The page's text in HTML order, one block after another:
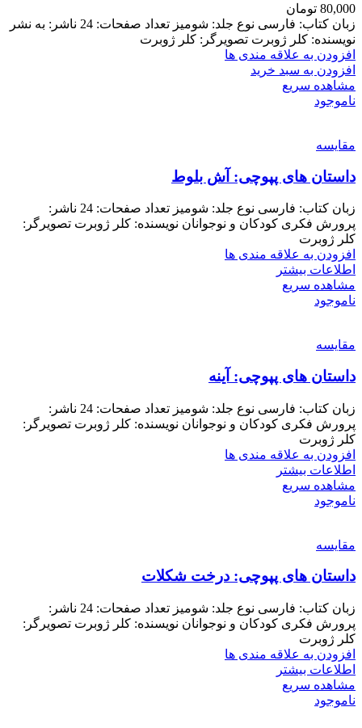
80,000 تومان
زبان کتاب: فارسی نوع جلد: شومیز تعداد صفحات: 24 ناشر: به نشر
نویسنده: کلر ژوبرت تصویرگر: کلر ژوبرت
افزودن به علاقه مندی ها
افزودن به سبد خرید
مشاهده سریع
ناموجود
مقایسه
داستان های پپوچی: آش بلوط
زبان کتاب: فارسی نوع جلد: شومیز تعداد صفحات: 24 ناشر:
پرورش فکری کودکان و نوجوانان نویسنده: کلر ژوبرت تصویرگر:
کلر ژوبرت
افزودن به علاقه مندی ها
اطلاعات بیشتر
مشاهده سریع
ناموجود
مقایسه
داستان های پپوچی: آینه
زبان کتاب: فارسی نوع جلد: شومیز تعداد صفحات: 24 ناشر:
پرورش فکری کودکان و نوجوانان نویسنده: کلر ژوبرت تصویرگر:
کلر ژوبرت
افزودن به علاقه مندی ها
اطلاعات بیشتر
مشاهده سریع
ناموجود
مقایسه
داستان های پپوچی: درخت شکلات
زبان کتاب: فارسی نوع جلد: شومیز تعداد صفحات: 24 ناشر:
پرورش فکری کودکان و نوجوانان نویسنده: کلر ژوبرت تصویرگر:
کلر ژوبرت
افزودن به علاقه مندی ها
اطلاعات بیشتر
مشاهده سریع
ناموجود